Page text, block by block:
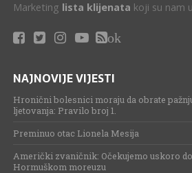
Marketing lista klijenata koji su nam
ok
NAJNOVIJE VIJESTI
Hronični bolesnici moraju da obrate
ljetovanja: Pravilo broj 1.
Preminuo otac Lionela Mesija
Američki zvaničnik: Očekujemo uskoro
Hormuškom moreuzu